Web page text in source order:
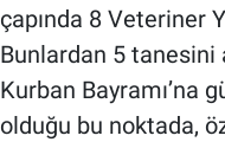
çapında 8 Veteriner
Bunlardan 5 tanesini
Kurban Bayramı’na
olduğu bu noktada,